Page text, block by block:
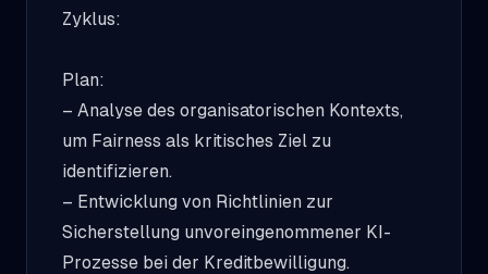
Zyklus:
Plan:
– Analyse des organisatorischen Kontexts,
um Fairness als kritisches Ziel zu
identifizieren.
– Entwicklung von Richtlinien zur
Sicherstellung unvoreingenommener KI-
Prozesse bei der Kreditbewilligung.